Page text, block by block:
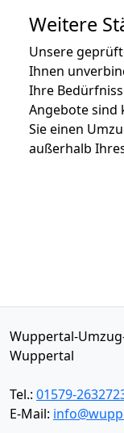
Weitere
Unsere
Ihnen
Ihre
Angebote sind
Sie einen
außerhalb
Wuppertal-
Wuppertal
Tel.: 01579-
E-Mail: